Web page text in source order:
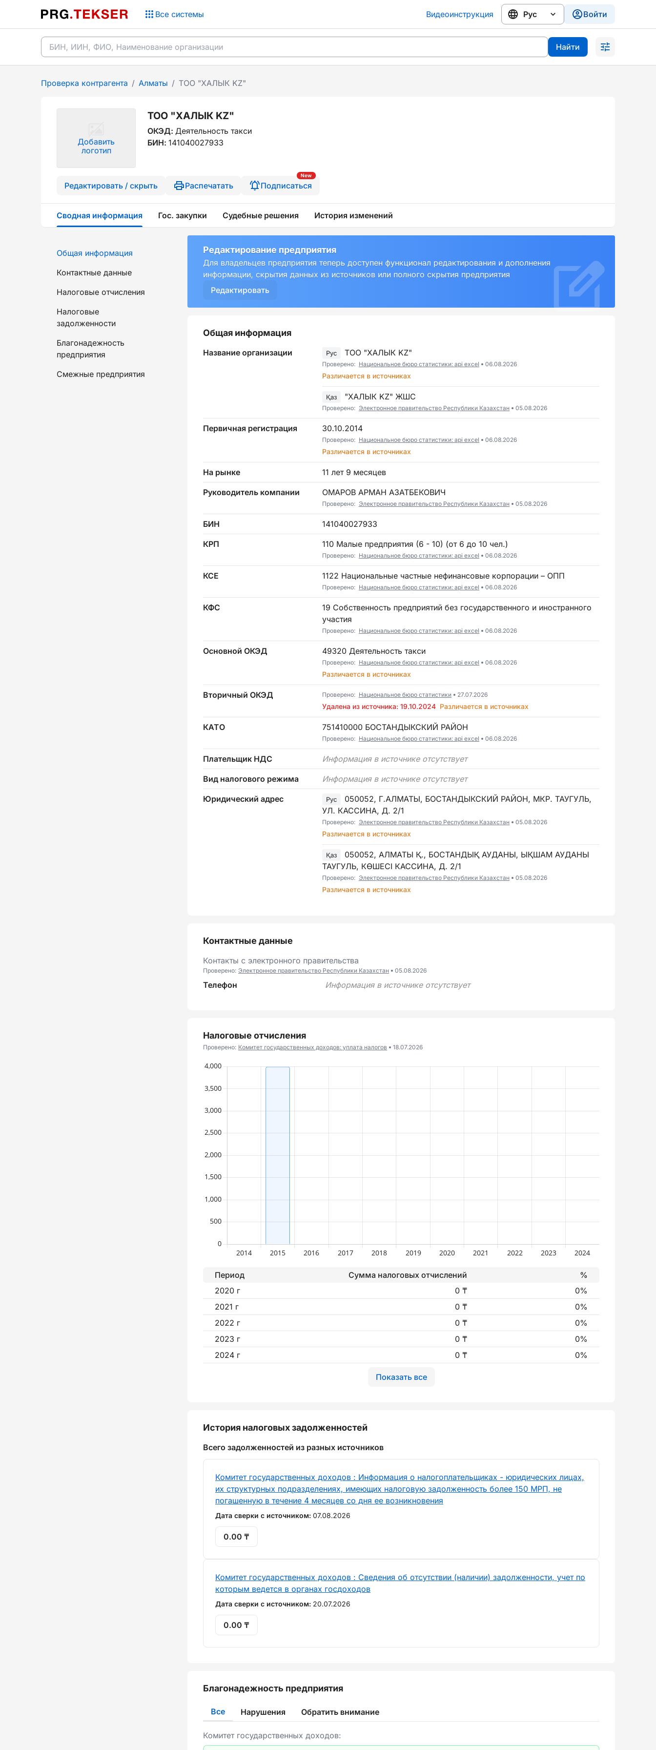
Все системы Видеоинструкция Войти
Найти
Проверка контрагента / Алматы / ТОО "ХАЛЫК KZ"
Добавить
логотип
ТОО "ХАЛЫК KZ"
ОКЭД: Деятельность такси
БИН: 141040027933
Редактировать / скрыть Распечатать
New
Подписаться
Сводная информация Гос. закупки Судебные решения История изменений
Общая информация
Контактные данные
Налоговые отчисления
Налоговые
задолженности
Благонадежность
предприятия
Смежные предприятия
Редактирование предприятия
Для владельцев предприятия теперь доступен функционал редактирования и дополнения
информации, скрытия данных из источников или полного скрытия предприятия
Редактировать
Общая информация
Название организации Рус ТОО "ХАЛЫК KZ"
Проверено: Национальное бюро статистики: api excel 06.08.2026
Различается в источниках
Қаз "ХАЛЫК KZ" ЖШС
Проверено: Электронное правительство Республики Казахстан 05.08.2026
Первичная регистрация 30.10.2014
Проверено: Национальное бюро статистики: api excel 06.08.2026
Различается в источниках
На рынке 11 лет 9 месяцев
Руководитель компании ОМАРОВ АРМАН АЗАТБЕКОВИЧ
Проверено: Электронное правительство Республики Казахстан 05.08.2026
БИН 141040027933
КРП 110 Малые предприятия (6 - 10) (от 6 до 10 чел.)
Проверено: Национальное бюро статистики: api excel 06.08.2026
КСЕ 1122 Национальные частные нефинансовые корпорации – ОПП
Проверено: Национальное бюро статистики: api excel 06.08.2026
КФС
19 Собственность предприятий без государственного и иностранного
участия
Проверено: Национальное бюро статистики: api excel 06.08.2026
Основной ОКЭД 49320 Деятельность такси
Проверено: Национальное бюро статистики: api excel 06.08.2026
Различается в источниках
Вторичный ОКЭД Проверено: Национальное бюро статистики 27.07.2026
Удалена из источника: 19.10.2024 Различается в источниках
КАТО 751410000 БОСТАНДЫКСКИЙ РАЙОН
Проверено: Национальное бюро статистики: api excel 06.08.2026
Плательщик НДС Информация в источнике отсутствует
Вид налогового режима Информация в источнике отсутствует
Юридический адрес Рус
050052, Г.АЛМАТЫ, БОСТАНДЫКСКИЙ РАЙОН, МКР. ТАУГУЛЬ,
УЛ. КАССИНА, Д. 2/1
Проверено: Электронное правительство Республики Казахстан 05.08.2026
Различается в источниках
Қаз
050052, АЛМАТЫ Қ., БОСТАНДЫҚ АУДАНЫ, ЫҚШАМ АУДАНЫ
ТАУГУЛЬ, КӨШЕСІ КАССИНА, Д. 2/1
Проверено: Электронное правительство Республики Казахстан 05.08.2026
Различается в источниках
Контактные данные
Контакты с электронного правительства
Проверено: Электронное правительство Республики Казахстан 05.08.2026
Телефон Информация в источнике отсутствует
Налоговые отчисления
Проверено: Комитет государственных доходов: уплата налогов 18.07.2026
Период Сумма налоговых отчислений
%
2020 г
0 ₸
0%
2021 г
0 ₸
0%
2022 г
0 ₸
0%
2023 г
0 ₸
0%
2024 г
0 ₸ 0%
Показать все
История налоговых задолженностей
Всего задолженностей из разных источников
Комитет государственных доходов : Информация о налогоплательщиках - юридических лицах,
их структурных подразделениях, имеющих налоговую задолженность более 150 МРП, не
погашенную в течение 4 месяцев со дня ее возникновения
Дата сверки с источником: 07.08.2026
0.00 ₸
Комитет государственных доходов : Сведения об отсутствии (наличии) задолженности, учет по
которым ведется в органах госдоходов
Дата сверки с источником: 20.07.2026
0.00 ₸
Благонадежность предприятия
Все Нарушения Обратить внимание
Комитет государственных доходов: